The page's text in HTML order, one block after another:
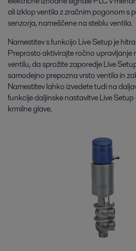
ali izklop ventila z zračnim pogonom s
senzorja, nameščene na steblu ventila.
Namestitev s funkcijo Live Setup je
Preprosto aktivirajte ročno
ventilu, da sprožite zaporedje Live
samodejno prepozna vrsto ventila in
Namestitev lahko izvedete tudi na
funkcije daljinske nastavitve Live
krmilne glave.